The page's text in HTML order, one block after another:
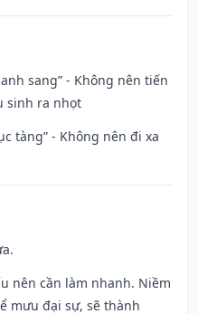
sang” - Không nên tiến
sinh ra nhọt
tàng” - Không nên đi xa
nên cần làm nhanh. Niềm
mưu đại sự, sẽ thành